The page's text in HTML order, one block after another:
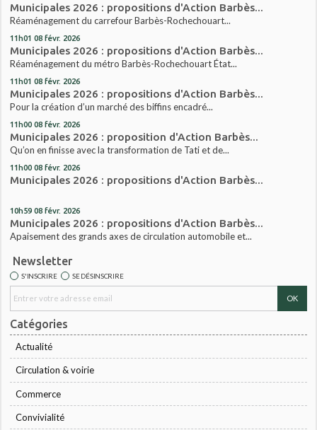
Municipales 2026 : propositions d'Action Barbès...
Réaménagement du carrefour Barbès-Rochechouart...
11h01 08 févr. 2026
Municipales 2026 : propositions d'Action Barbès...
Réaménagement du métro Barbès-Rochechouart État...
11h01 08 févr. 2026
Municipales 2026 : propositions d'Action Barbès...
Pour la création d’un marché des biffins encadré...
11h00 08 févr. 2026
Municipales 2026 : proposition d'Action Barbès...
Qu’on en finisse avec la transformation de Tati et de...
11h00 08 févr. 2026
Municipales 2026 : propositions d'Action Barbès...
10h59 08 févr. 2026
Municipales 2026 : propositions d'Action Barbès...
Apaisement des grands axes de circulation automobile et...
Newsletter
S'INSCRIRE SE DÉSINSCRIRE
Catégories
Actualité
Circulation & voirie
Commerce
Convivialité